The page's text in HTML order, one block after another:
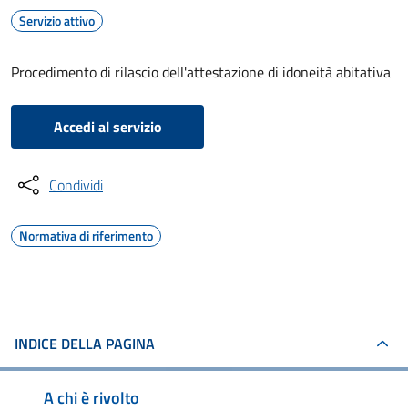
Servizio attivo
Procedimento di rilascio dell'attestazione di idoneità abitativa
Accedi al servizio
Condividi
Normativa di riferimento
INDICE DELLA PAGINA
A chi è rivolto